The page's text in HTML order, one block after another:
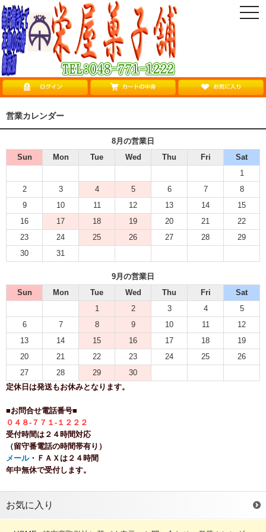
営業カレンダー
8月の営業日
Sun
Mon Tue Wed Thu Fri
Sat
1
2
3 4 5 6 7
8
9
10 11 12 13 14
15
16
17 18 19 20 21
22
23
24 25 26 27 28
29
30
31
9月の営業日
Sun
Mon Tue Wed Thu Fri
Sat
1
2 3 4
5
6
7 8 9 10 11
12
13
14 15 16 17 18
19
20
21 22 23 24 25
26
27
28 29
30
定休日は発送もお休みとなります。
■お問合せ電話番号■
０４８-７７１-１２２２
受付時間は２４時間対応
（留守番電話の時間帯有り）
メール・ＦＡＸは２４時間
年中無休で受付します。
お気に入り